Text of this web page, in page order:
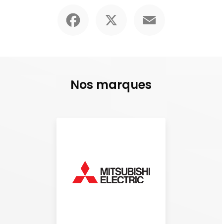
Nos marques